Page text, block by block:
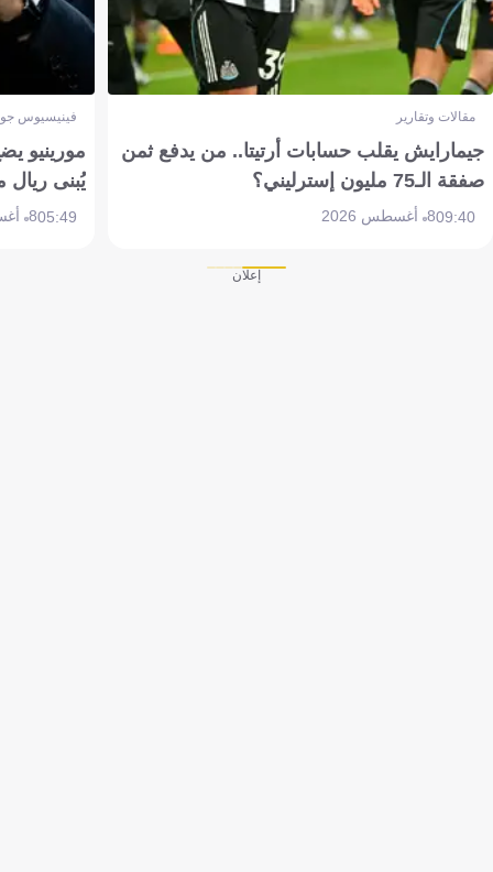
مقالات وتقارير
جيمارايش يقلب حسابات أرتيتا.. من يدفع ثمن
صفقة الـ75 مليون إسترليني؟
09:408 أغسطس 2026
فينيسيوس
مورينيو
يُبنى ريال
05:498 أغسطس 2026
إعلان